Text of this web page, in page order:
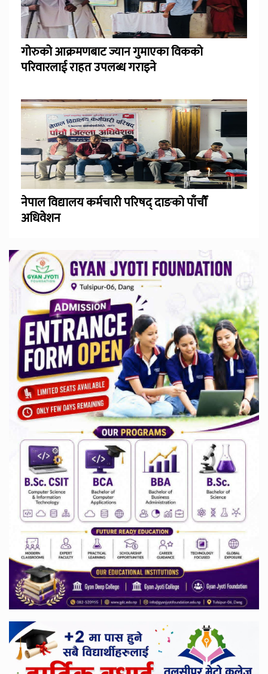
गोरुको आक्रमणबाट ज्यान गुमाएका विकको
परिवारलाई राहत उपलब्ध गराइने
नेपाल विद्यालय कर्मचारी परिषद् दाङको पाँचौँ
अधिवेशन